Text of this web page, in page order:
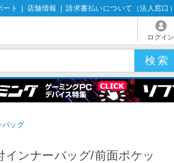
ート 店舗情報 請求書払いについて（法人窓口）
ログイン
バッグ
ンナーバッグ/前面ポケッ